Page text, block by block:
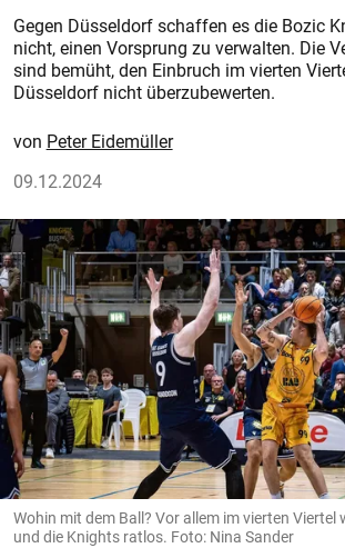
Gegen Düsseldorf schaffen es die Bozic
nicht, einen Vorsprung zu verwalten. Die
sind bemüht, den Einbruch im vierten
Düsseldorf nicht überzubewerten.
Peter Eidemüller
09.12.2024
Wohin mit dem Ball? Vor allem im vierten Viertel
und die Knights ratlos. Foto: Nina Sander